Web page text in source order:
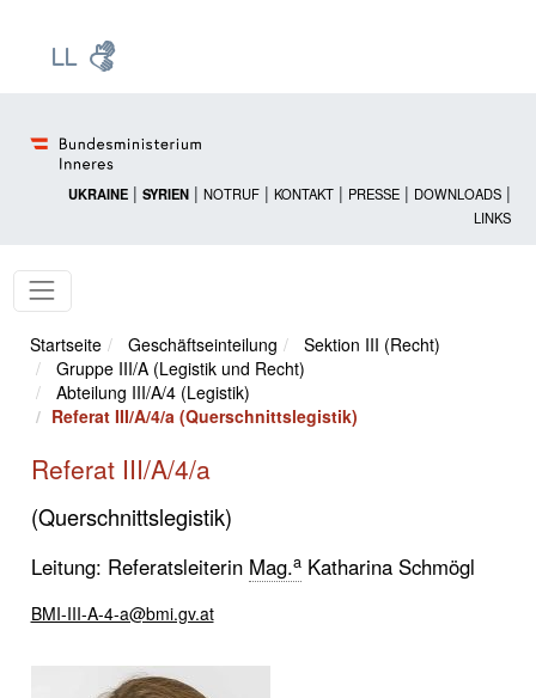
UKRAINE | SYRIEN | NOTRUF | KONTAKT | PRESSE | DOWNLOADS |
LINKS
Startseite Geschäftseinteilung
Sektion III (Recht)
Gruppe III/A (Legistik und Recht)
Abteilung III/A/4 (Legistik)
Referat III/A/4/a (Querschnittslegistik)
Referat III/A/4/a
(Querschnittslegistik)
Leitung: Referatsleiterin Mag.aKatharina Schmögl
BMI-III-A-4-a@bmi.gv.at